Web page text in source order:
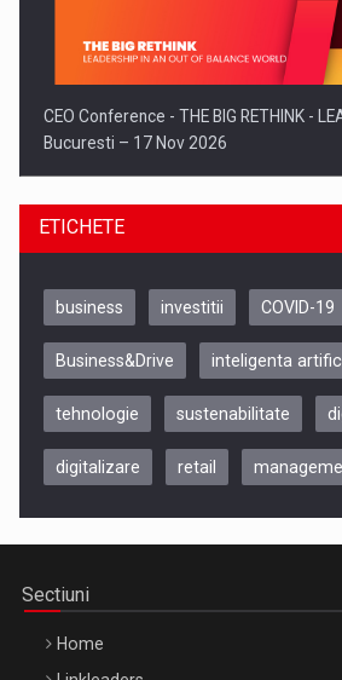
CEO Conference - THE BIG RETHINK -
Bucuresti – 17 Nov 2026
Be Inspired. Make it Happen!, CLUJ, 9
ETICHETE
business investitii COVID-19
Business&Drive inteligenta
tehnologie sustenabilitate
digitalizare retail
Sectiuni
Home